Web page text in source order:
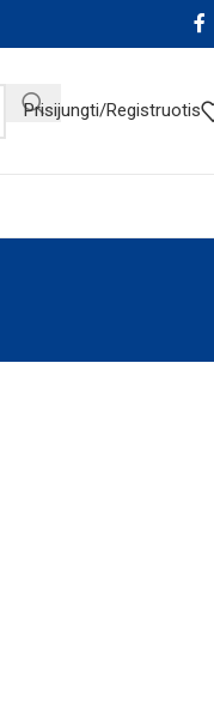
Prisijungti/Registruotis